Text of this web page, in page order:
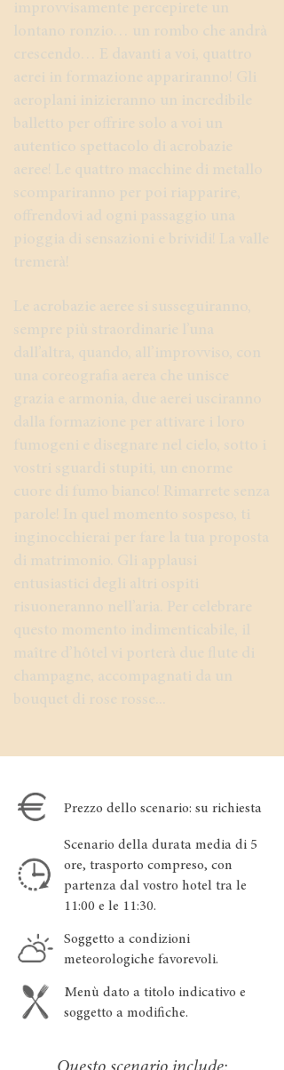
improvvisamente percepirete un
lontano ronzio… un rombo che andrà
crescendo… E davanti a voi, quattro
aerei in formazione appariranno! Gli
aeroplani inizieranno un incredibile
balletto per offrire solo a voi un
autentico spettacolo di acrobazie
aeree! Le quattro macchine di metallo
scompariranno per poi riapparire,
offrendovi ad ogni passaggio una
pioggia di sensazioni e brividi! La valle
tremerà!
Le acrobazie aeree si susseguiranno,
sempre più straordinarie l’una
dall’altra, quando, all’improvviso, con
una coreografia aerea che unisce
grazia e armonia, due aerei usciranno
dalla formazione per attivare i loro
fumogeni e disegnare nel cielo, sotto i
vostri sguardi stupiti, un enorme
cuore di fumo bianco! Rimarrete senza
parole! In quel momento sospeso, ti
inginocchierai per fare la tua proposta
di matrimonio. Gli applausi
entusiastici degli altri ospiti
risuoneranno nell’aria. Per celebrare
questo momento indimenticabile, il
maître d’hôtel vi porterà due flute di
champagne, accompagnati da un
bouquet di rose rosse...
Prezzo dello scenario: su richiesta
Scenario della durata media di 5
ore, trasporto compreso, con
partenza dal vostro hotel tra le
11:00 e le 11:30.
Soggetto a condizioni
meteorologiche favorevoli.
Menù dato a titolo indicativo e
soggetto a modifiche.